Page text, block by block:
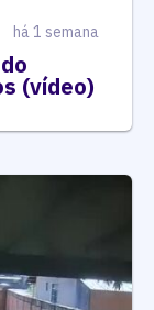
há 1 semana
(vídeo)